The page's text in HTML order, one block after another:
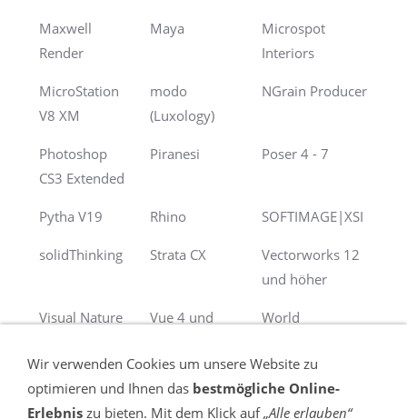
Maxwell
Render
Maya
Microspot
Interiors
MicroStation
V8 XM
modo
(Luxology)
NGrain Producer
Photoshop
CS3 Extended
Piranesi Poser 4 - 7
Pytha V19 Rhino SOFTIMAGE|XSI
solidThinking Strata CX
Vectorworks 12
und höher
Visual Nature
Vue 4 und
World
Wir verwenden Cookies um unsere Website zu
optimieren und Ihnen das bestmögliche Online-
Erlebnis zu bieten. Mit dem Klick auf„Alle erlauben“